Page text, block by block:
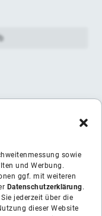
sowie
und Werbung.
ggf. mit weiteren
Datenschutzerklärung.
jederzeit über die
dieser Website